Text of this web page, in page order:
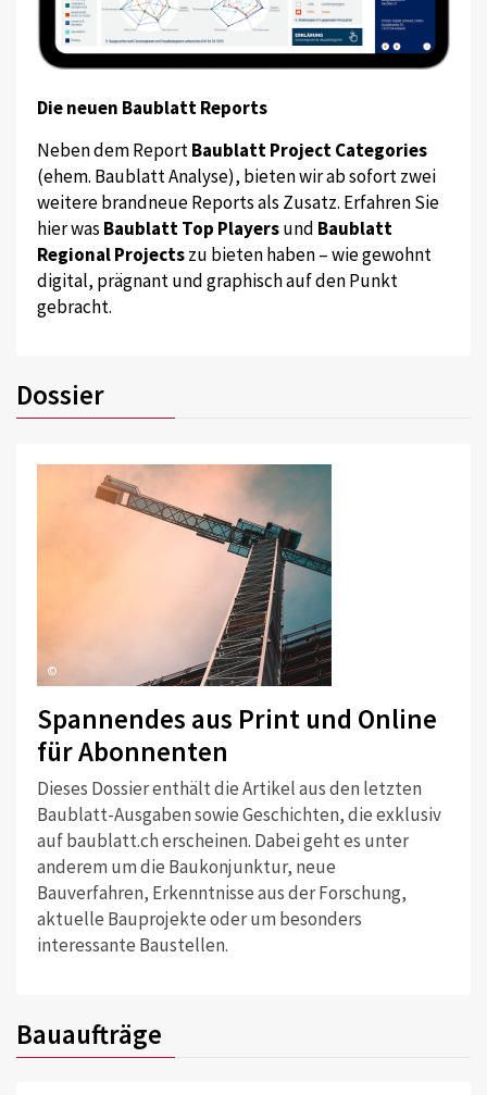
Die neuen Baublatt Reports
Neben dem ReportBaublatt Project Categories
(ehem. Baublatt Analyse), bieten wir ab sofort zwei
weitere brandneue Reports als Zusatz. Erfahren Sie
hier was Baublatt Top Playersund Baublatt
Regional Projectszu bieten haben – wie gewohnt
digital, prägnant und graphisch auf den Punkt
gebracht.
Dossier
©
Spannendes aus Print und Online
für Abonnenten
Dieses Dossier enthält die Artikel aus den letzten
Baublatt-Ausgaben sowie Geschichten, die exklusiv
auf baublatt.ch erscheinen. Dabei geht es unter
anderem um die Baukonjunktur, neue
Bauverfahren, Erkenntnisse aus der Forschung,
aktuelle Bauprojekte oder um besonders
interessante Baustellen.
Bauaufträge